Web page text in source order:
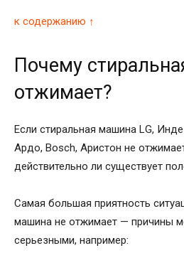
к содержанию ↑
Почему
отжимает?
Если стиральная машина LG,
Ардо, Bosch, Аристон не
действительно ли существует
Самая большая приятность
машина не отжимает — причины
серьезными, например: